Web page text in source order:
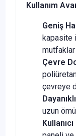
Kullanım
Geniş
kapasite
Çevre
çevreye
uzun